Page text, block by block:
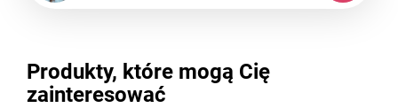
Produkty, które mogą Cię
zainteresować